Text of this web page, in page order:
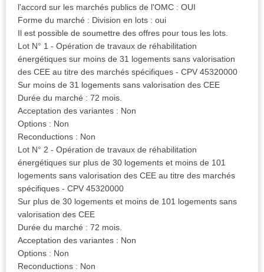
l'accord sur les marchés publics de l'OMC : OUI
Forme du marché : Division en lots : oui
Il est possible de soumettre des offres pour tous les lots.
Lot N° 1 - Opération de travaux de réhabilitation
énergétiques sur moins de 31 logements sans valorisation
des CEE au titre des marchés spécifiques - CPV 45320000
Sur moins de 31 logements sans valorisation des CEE
Durée du marché : 72 mois.
Acceptation des variantes : Non
Options : Non
Reconductions : Non
Lot N° 2 - Opération de travaux de réhabilitation
énergétiques sur plus de 30 logements et moins de 101
logements sans valorisation des CEE au titre des marchés
spécifiques - CPV 45320000
Sur plus de 30 logements et moins de 101 logements sans
valorisation des CEE
Durée du marché : 72 mois.
Acceptation des variantes : Non
Options : Non
Reconductions : Non